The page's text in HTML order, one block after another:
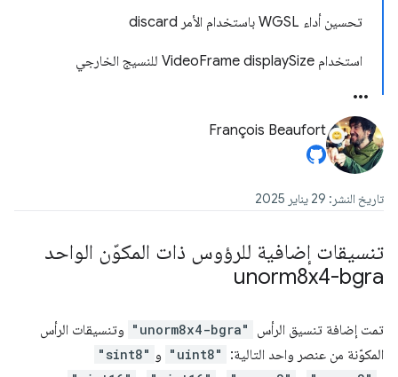
تحسين أداء WGSL باستخدام الأمر discard
استخدام VideoFrame displaySize للنسيج الخارجي
François Beaufort
تاريخ النشر: 29 يناير 2025
تنسيقات إضافية للرؤوس ذات المكوّن الواحد
unorm8x4-bgra
تمت إضافة تنسيق الرأس "unorm8x4-bgra" وتنسيقات الرأس
المكوّنة من عنصر واحد التالية:
"uint8" و "sint8"